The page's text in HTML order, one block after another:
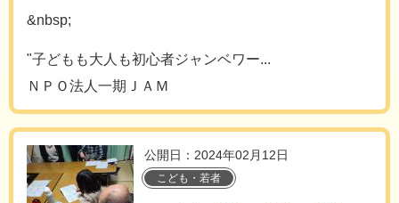
&nbsp;
"子どもも大人も初心者ジャンベワー...
ＮＰＯ法人一期ＪＡＭ
公開日：2024年02月12日
こども・若者